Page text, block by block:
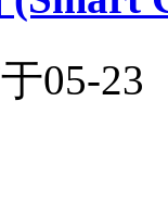
05-23